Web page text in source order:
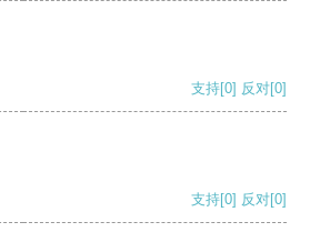
支持[0] 反对[0]
支持[0] 反对[0]